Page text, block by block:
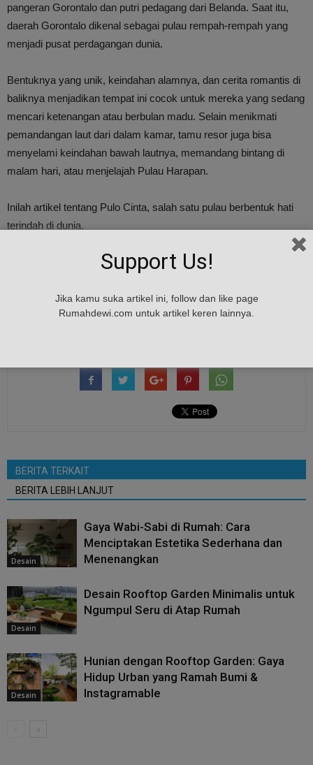
pangeran Gorontalo dan putri pedagang dari Belanda. Saat itu,
daerah Gorontalo dikenal sebagai pulau rempah-rempah yang
menjadi pusat perdagangan dunia.
Bentuknya yang unik, keindahan alamnya, dan cerita romantis di
baliknya menjadikan tempat ini cocok untuk mereka yang sedang
mencari ketenangan atau berbulan madu. Selain menikmati
pemandangan laut dari dalam kamar, tamu resor juga bisa
menyelami keindahan bawah lautnya, memandang bintang di
malam hari, atau menjelajah Pulau Harapan.
Inilah artikel tentang Pulo Cinta, salah satu pulau berbentuk hati
terindah di dunia.
Sumber : tribunnews.com
Cinta dunia properti
Rumahdewi
BERITA TERKAIT
BERITA LEBIH LANJUT
Desain
Gaya Wabi-Sabi di Rumah: Cara
Menciptakan Estetika Sederhana dan
Menenangkan
Desain
Desain Rooftop Garden Minimalis untuk
Ngumpul Seru di Atap Rumah
Desain
Hunian dengan Rooftop Garden: Gaya
Hidup Urban yang Ramah Bumi &
Instagramable
Support Us!
Jika kamu suka artikel ini, follow dan like page
Rumahdewi.com untuk artikel keren lainnya.